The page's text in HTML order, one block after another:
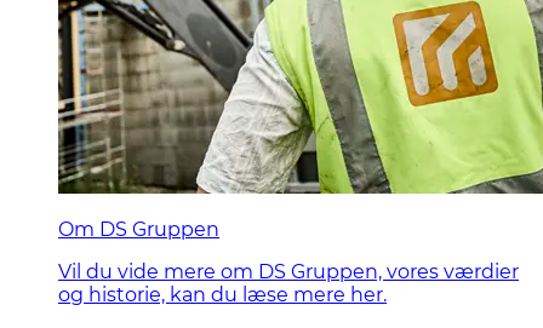
Om DS Gruppen
Vil du vide mere om DS Gruppen, vores værdier
og historie, kan du læse mere her.